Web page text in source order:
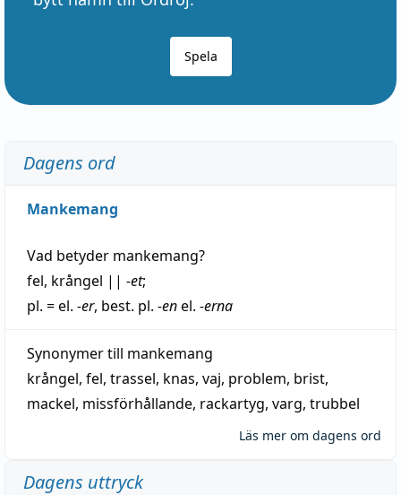
Spela
Dagens ord
Mankemang
Vad betyder mankemang?
fel, krångel || -et;
pl. = el. -er, best. pl. -enel. -erna
Synonymer till mankemang
krångel, fel, trassel, knas, vaj, problem, brist,
mackel, missförhållande, rackartyg, varg, trubbel
Läs mer om dagens ord
Dagens uttryck